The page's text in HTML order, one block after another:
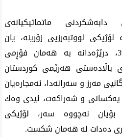
ماتماتیكیانەی
لووتبەرزیی زۆرینە، یان
پەنجا بە پەنجا، 39 بە 39، درێژەدانە بە هەمان فۆڕمی
باڵادەستی هەرێمی كوردستان
مەرز و سەرانەدا، ئەمجارەیان
و شەراكەت، ئیدی وەك
نەچووە سەر، لۆژیكی
دەدات لە هەمان شكست.